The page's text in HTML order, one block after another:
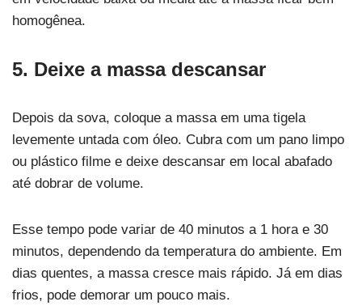
homogênea.
5. Deixe a massa descansar
Depois da sova, coloque a massa em uma tigela
levemente untada com óleo. Cubra com um pano limpo
ou plástico filme e deixe descansar em local abafado
até dobrar de volume.
Esse tempo pode variar de 40 minutos a 1 hora e 30
minutos, dependendo da temperatura do ambiente. Em
dias quentes, a massa cresce mais rápido. Já em dias
frios, pode demorar um pouco mais.